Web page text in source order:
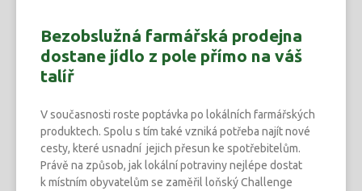
Bezobslužná farmářská prodejna
dostane jídlo z pole přímo na váš
talíř
V současnosti roste poptávka po lokálních farmářských
produktech. Spolu s tím také vzniká potřeba najít nové
cesty, které usnadní jejich přesun ke spotřebitelům.
Právě na způsob, jak lokální potraviny nejlépe dostat
k místním obyvatelům se zaměřil loňský Challenge